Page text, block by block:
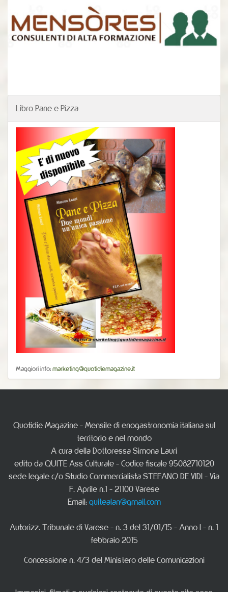
Libro Pane e Pizza
Maggiori info:marketing@quotidiemagazine.it
Quotidie Magazine - Mensile di enogastronomia italiana sul
territorio e nel mondo
A cura della Dottoressa Simona Lauri
edito da QUITE Ass Culturale - Codice fiscale 95082710120
sede legale c/o Studio Commercialista STEFANO DE VIDI - Via
F. Aprile n.1 - 21100 Varese
Email: quitealan@gmail.com
Autorizz. Tribunale di Varese - n. 3 del 31/01/15 - Anno I - n. 1
febbraio 2015
Concessione n. 473 del Ministero delle Comunicazioni